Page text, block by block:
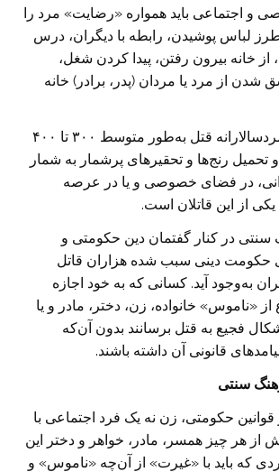
و اجتماعی باید همواره «رضایت» مرد را
لباس پوشیدن، رابطه با دیگران، درس
خانه بیرون رفتن، پیدا کردن شغل،
شدن از مرد یا مردان (پدر، برادر) خانه
پیامد این فرهنگ مردسالارانه قتل به‌طور متوسط ۳۰۰ تا ۴۰۰
رنج‌ها و تحقیرهای پرشمار به شمار
در فضای خصوصی و یا در عرصه
یکی از این قاتلان است.
در کنار گفتمان دین حکومتی و
حکومت دینی سبب شده هزاران قاتل
به‌وجود آید. کسانی که به خود اجازه
«ناموس» خانواده، زن، دختر، مادر و یا
فجیع به قتل برسانند بدون آن‌که
قانونی آن داشته باشند.
سنتی
حکومتی، زن نه یک فرد اجتماعی با
از هر چیز همسر، مادر، خواهر و دختر این
که باید با «غیرت» از آن‌چه «ناموس» و